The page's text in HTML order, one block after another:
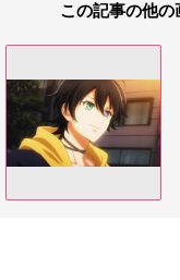
この記事の他の